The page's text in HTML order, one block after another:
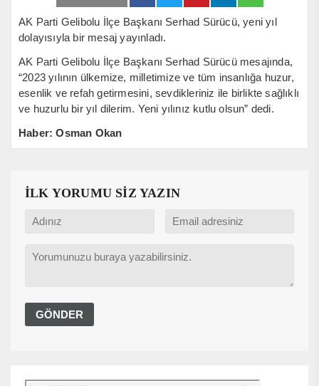
AK Parti Gelibolu İlçe Başkanı Serhad Sürücü, yeni yıl
dolayısıyla bir mesaj yayınladı.
AK Parti Gelibolu İlçe Başkanı Serhad Sürücü mesajında,
“2023 yılının ülkemize, milletimize ve tüm insanlığa huzur,
esenlik ve refah getirmesini, sevdikleriniz ile birlikte sağlıklı
ve huzurlu bir yıl dilerim. Yeni yılınız kutlu olsun” dedi.
Haber: Osman Okan
İLK YORUMU SİZ YAZIN